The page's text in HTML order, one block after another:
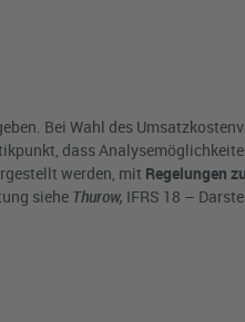
Bei Wahl des
dass
werden, mit Regelungen
siehe Thurow, IFRS 18 –